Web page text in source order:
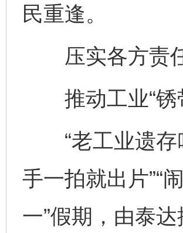
民重逢。
压实各方责
推动工业“锈
“老工业遗存
手一拍就出片”“
一”假期，由泰